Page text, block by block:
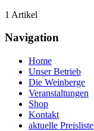
1 Artikel
Navigation
Home
Unser Betrieb
Die Weinberge
Veranstaltungen
Shop
Kontakt
aktuelle Preisliste